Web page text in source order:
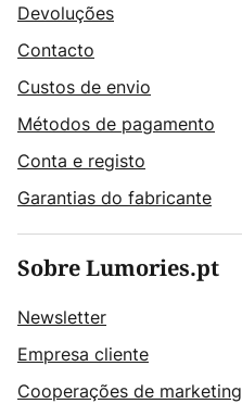
Devoluções
Contacto
Custos de envio
Métodos de pagamento
Conta e registo
Garantias do fabricante
Sobre Lumories.pt
Newsletter
Empresa cliente
Cooperações de marketing